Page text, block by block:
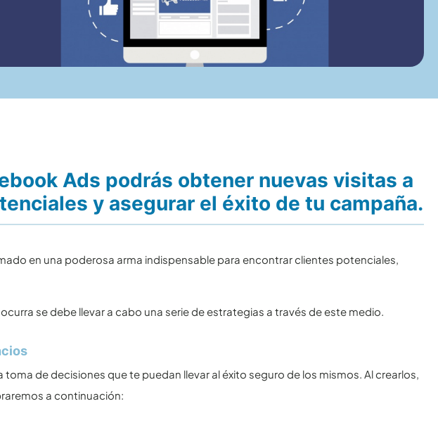
Ads podrás obtener nuevas visitas a
y asegurar el éxito de tu campaña.
en una poderosa arma indispensable para encontrar clientes potenciales,
se debe llevar a cabo una serie de estrategias a través de este medio.
de decisiones que te puedan llevar al éxito seguro de los mismos. Al crearlos,
a continuación: